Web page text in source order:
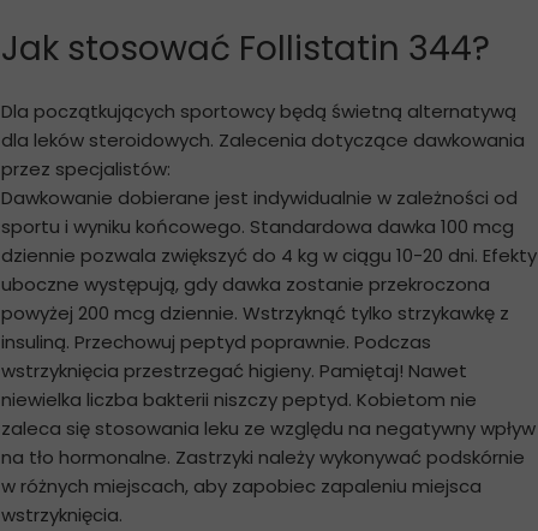
Jak stosować Follistatin 344?
Dla początkujących sportowcy będą świetną alternatywą
dla leków steroidowych. Zalecenia dotyczące dawkowania
przez specjalistów:
Dawkowanie dobierane jest indywidualnie w zależności od
sportu i wyniku końcowego. Standardowa dawka 100 mcg
dziennie pozwala zwiększyć do 4 kg w ciągu 10-20 dni. Efekty
uboczne występują, gdy dawka zostanie przekroczona
powyżej 200 mcg dziennie. Wstrzyknąć tylko strzykawkę z
insuliną. Przechowuj peptyd poprawnie. Podczas
wstrzyknięcia przestrzegać higieny. Pamiętaj! Nawet
niewielka liczba bakterii niszczy peptyd. Kobietom nie
zaleca się stosowania leku ze względu na negatywny wpływ
na tło hormonalne. Zastrzyki należy wykonywać podskórnie
w różnych miejscach, aby zapobiec zapaleniu miejsca
wstrzyknięcia.